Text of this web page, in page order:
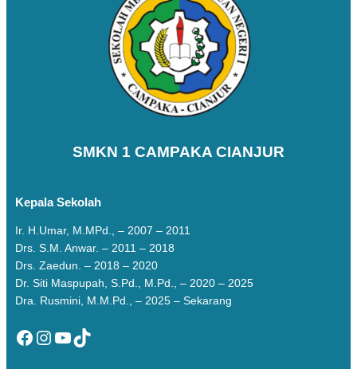
SMKN 1 CAMPAKA CIANJUR
Kepala Sekolah
Ir. H.Umar, M.MPd., – 2007 – 2011
Drs. S.M. Anwar. – 2011 – 2018
Drs. Zaedun. – 2018 – 2020
Dr. Siti Maspupah, S.Pd., M.Pd., – 2020 – 2025
Dra. Rusmini, M.M.Pd., – 2025 – Sekarang
Facebook Instagram YouTube TikTok